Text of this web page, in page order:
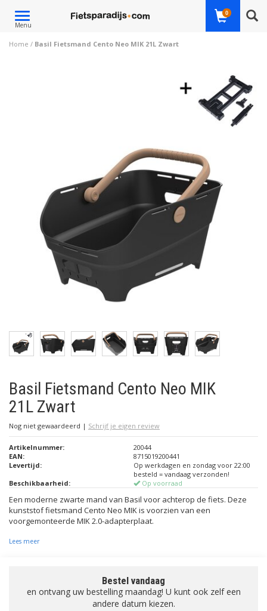
Toggle
navigation
Menu
0
Home / Basil Fietsmand Cento Neo MIK 21L Zwart
Basil Fietsmand Cento Neo MIK
21L Zwart
Nog niet gewaardeerd | Schrijf je eigen review
Artikelnummer:
20044
EAN:
8715019200441
Levertijd:
Op werkdagen en zondag voor 22:00
besteld = vandaag verzonden!
Beschikbaarheid:
Op voorraad
Een moderne zwarte mand van Basil voor achterop de fiets. Deze
kunststof fietsmand Cento Neo MIK is voorzien van een
voorgemonteerde MIK 2.0-adapterplaat.
Lees meer
Bestel vandaag
en ontvang uw bestelling maandag! U kunt ook zelf een
andere datum kiezen.